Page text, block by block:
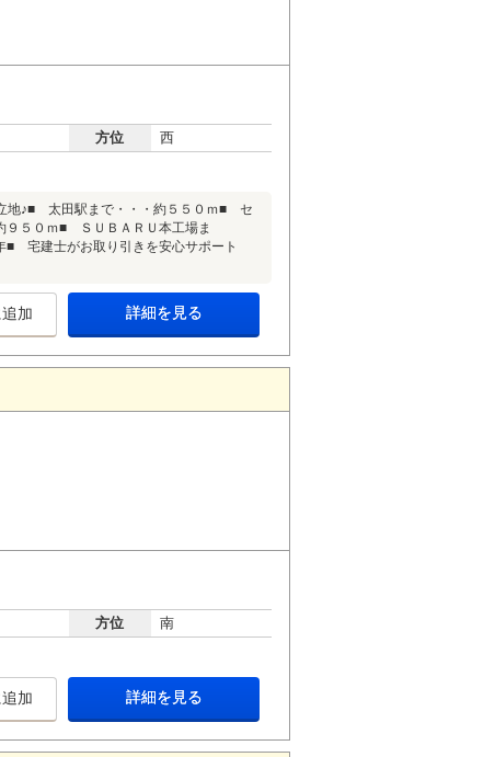
方位 西
地♪■ 太田駅まで・・・約５５０ｍ■ セ
９５０ｍ■ ＳＵＢＡＲＵ本工場ま
■ 宅建士がお取り引きを安心サポート
加 詳細を見る
方位 南
加 詳細を見る